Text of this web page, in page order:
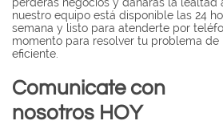
nuestro equipo está disponible las 24
semana y listo para atenderte por
momento para resolver tu problema de
eficiente.
Comunicate con
nosotros HOY